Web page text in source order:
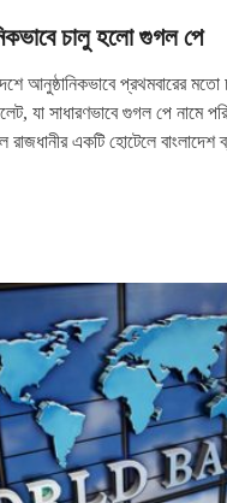
চালু হলো গুগল পে
আনুষ্ঠানিকভাবে প্রথমবারের
যা সাধারণভাবে গুগল পে নামে
রাজধানীর একটি হোটেলে বাংলাদেশ